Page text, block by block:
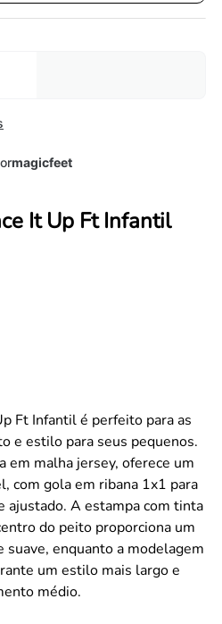
magicfeet
It Up Ft Infantil
Ft Infantil é perfeito para as
e estilo para seus pequenos.
em malha jersey, oferece um
com gola em ribana 1x1 para
ajustado. A estampa com tinta
do peito proporciona um
enquanto a modelagem
um estilo mais largo e
médio.